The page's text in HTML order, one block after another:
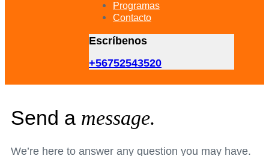
Programas
Contacto
Escríbenos
+56752543520
Send a message.
We’re here to answer any question you may have.